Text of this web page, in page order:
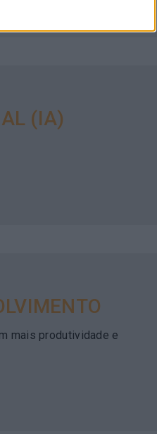
(IA)
mais produtividade e